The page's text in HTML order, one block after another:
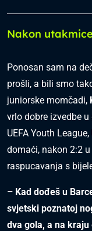
Nakon utakmice
Ponosan sam na
prošli, a bili smo
juniorske momčadi,
vrlo dobre izvedbe
UEFA Youth
domaći, nakon 2:2
raspucavanja s
– Kad dođeš u
svjetski poznatoj
dva gola, a na